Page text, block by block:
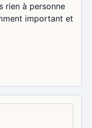
rien à personne
important et